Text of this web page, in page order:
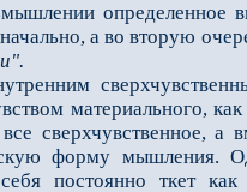
определенное
а во вторую
материального,
сверхчувственное, а
форму мышления.
себя постоянно ткет